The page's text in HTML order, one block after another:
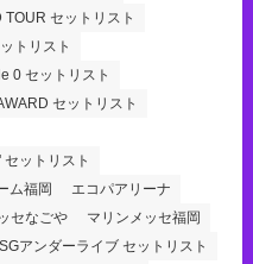
セットリスト
トリスト
0 セットリスト
セットリスト
ットリスト
ム福岡
エコパアリーナ
セなごや
マリンメッセ福岡
アンダーライブ セットリスト